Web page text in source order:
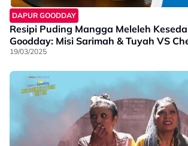
DAPUR GOODDAY
Resipi Puding Mangga Meleleh
Goodday: Misi Sarimah & Tuyah VS
19/03/2025